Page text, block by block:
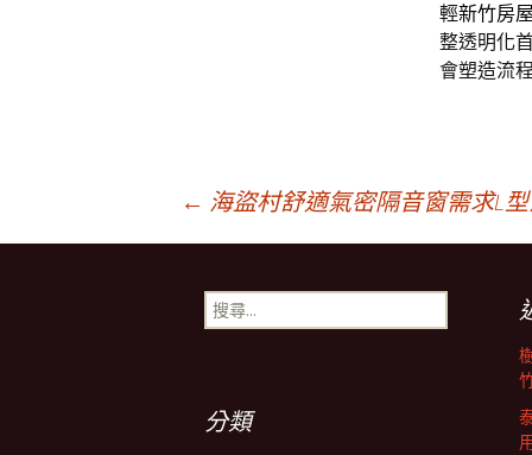
輕新竹房
整透明化
會塑造流
← 海盜村舒適氣密隔音窗需求L
搜
尋
分類